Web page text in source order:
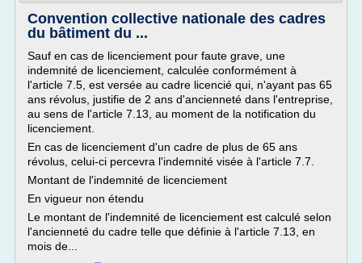
Convention collective nationale des cadres
du bâtiment du ...
Sauf en cas de licenciement pour faute grave, une
indemnité de licenciement, calculée conformément à
l'article 7.5, est versée au cadre licencié qui, n'ayant pas 65
ans révolus, justifie de 2 ans d'ancienneté dans l'entreprise,
au sens de l'article 7.13, au moment de la notification du
licenciement.
En cas de licenciement d'un cadre de plus de 65 ans
révolus, celui-ci percevra l'indemnité visée à l'article 7.7.
Montant de l'indemnité de licenciement
En vigueur non étendu
Le montant de l'indemnité de licenciement est calculé selon
l'ancienneté du cadre telle que définie à l'article 7.13, en
mois de...